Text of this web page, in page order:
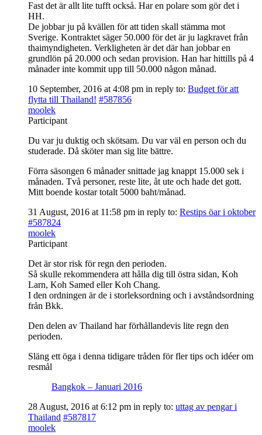
Fast det är allt lite tufft också. Har en polare som gör det i
HH.
De jobbar ju på kvällen för att tiden skall stämma mot
Sverige. Kontraktet säger 50.000 för det är ju lagkravet från
thaimyndigheten. Verkligheten är det där han jobbar en
grundlön på 20.000 och sedan provision. Han har hittills på 4
månader inte kommit upp till 50.000 någon månad.
10 September, 2016 at 4:08 pm in reply to: Budget för att
flytta till Thailand! #587856
moolek
Participant
Du var ju duktig och skötsam. Du var väl en person och du
studerade. Då sköter man sig lite bättre.
Förra säsongen 6 månader snittade jag knappt 15.000 sek i
månaden. Två personer, reste lite, åt ute och hade det gott.
Mitt boende kostar totalt 5000 baht/månad.
31 August, 2016 at 11:58 pm in reply to: Restips öar i oktober
#587824
moolek
Participant
Det är stor risk för regn den perioden.
Så skulle rekommendera att hålla dig till östra sidan, Koh
Larn, Koh Samed eller Koh Chang.
I den ordningen är de i storleksordning och i avståndsordning
från Bkk.
Den delen av Thailand har förhållandevis lite regn den
perioden.
Släng ett öga i denna tidigare tråden för fler tips och idéer om
resmål
Bangkok – Januari 2016
28 August, 2016 at 6:12 pm in reply to: uttag av pengar i
Thailand #587817
moolek